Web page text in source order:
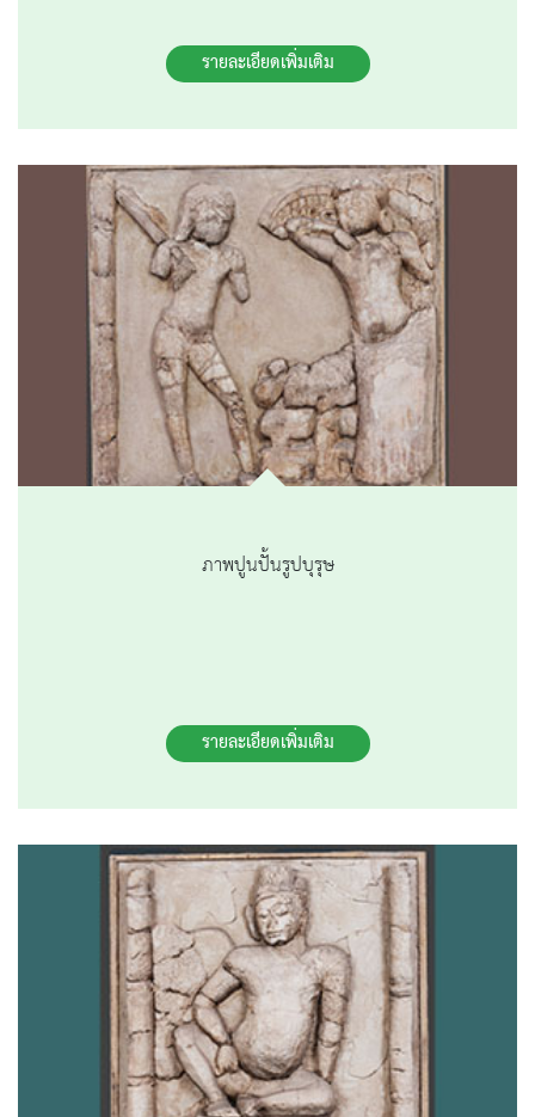
รายละเอียดเพิ่มเติม
ภาพปูนปั้นรูปบุรุษ
รายละเอียดเพิ่มเติม